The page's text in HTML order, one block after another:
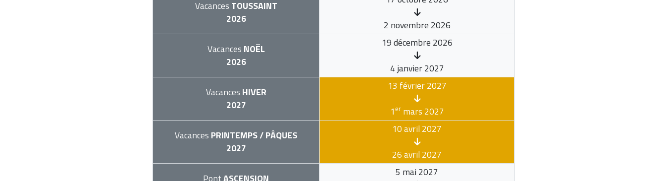
Vacances TOUSSAINT
2026
2 novembre 2026
Vacances NOËL
2026
19 décembre 2026
4 janvier 2027
Vacances HIVER
2027
13 février 2027
1ermars 2027
Vacances PRINTEMPS / PÂQUES
2027
10 avril 2027
26 avril 2027
PontASCENSION
5 mai 2027